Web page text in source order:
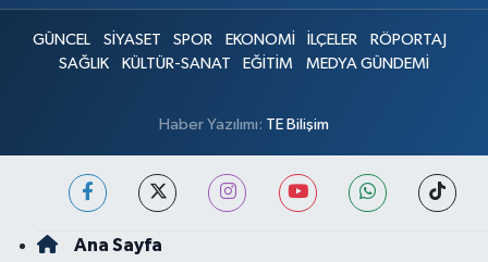
GÜNCEL SİYASET SPOR EKONOMİ İLÇELER
RÖPORTAJ
SAĞLIK
KÜLTÜR-SANAT EĞİTİM MEDYA GÜNDEMİ
Haber Yazılımı: TE Bilişim
Ana Sayfa